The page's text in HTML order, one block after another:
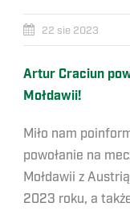
22 sie 2023
Artur Craciun
Mołdawii!
Miło nam
powołanie na
Mołdawii z
2023 roku, a